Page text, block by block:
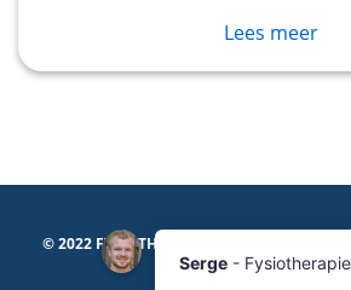
Lees meer
© 2022 FYSIOTHERAPIE4ALL